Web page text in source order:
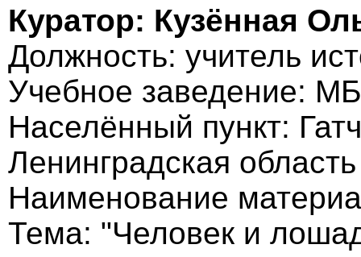
Куратор: Кузённая
Должность: учитель
Учебное заведение:
Населённый пункт:
Ленинградская область
Наименование
Тема: "Человек и